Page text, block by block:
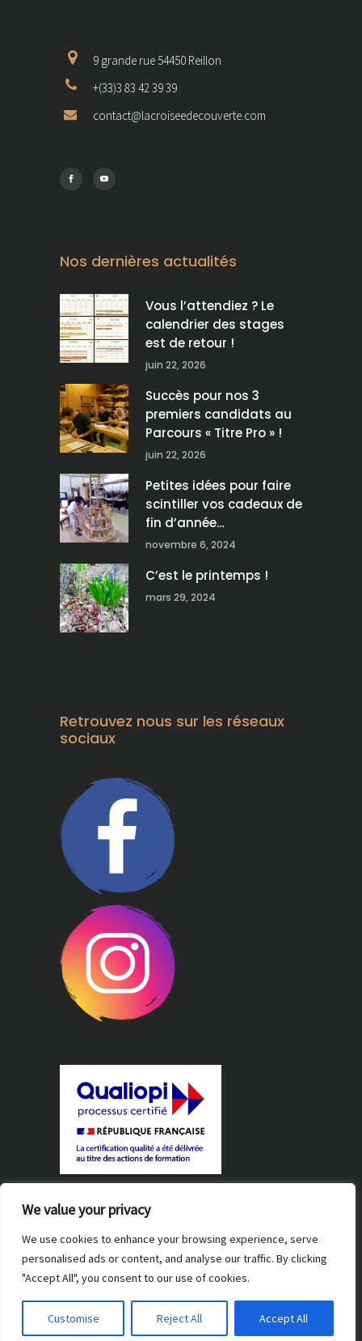
We value your privacy
We use cookies to enhance your browsing experience, serve
personalised ads or content, and analyse our traffic. By clicking
"Accept All", you consent to our use of cookies.
Customise Reject All Accept All
9 grande rue 54450 Reillon
+(33)3 83 42 39 39
contact@lacroiseedecouverte.com
Nos dernières actualités
Vous l’attendiez ? Le
calendrier des stages
est de retour !
juin 22, 2026
Succès pour nos 3
premiers candidats au
Parcours « Titre Pro » !
juin 22, 2026
Petites idées pour faire
scintiller vos cadeaux de
fin d’année…
novembre 6, 2024
C’est le printemps !
mars 29, 2024
Retrouvez nous sur les réseaux
sociaux
Règlement intérieur